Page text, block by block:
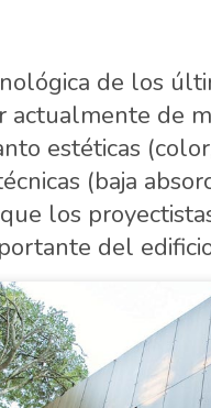
de los
actualmente de
estéticas
(baja
los
del